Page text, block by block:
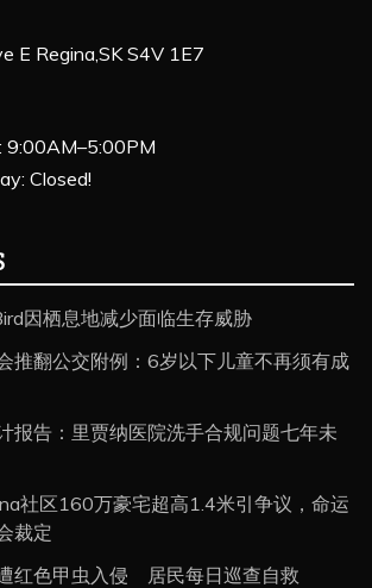
E Regina,SK S4V 1E7
9:00AM–5:00PM
Closed!
因栖息地减少面临生存威胁
推翻公交附例：6岁以下儿童不再须有成
报告：里贾纳医院洗手合规问题七年未
社区160万豪宅超高1.4米引争议，命运
裁定
红色甲虫入侵 居民每日巡查自救